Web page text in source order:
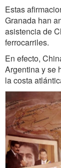
Estas
Granada han
asistencia de
ferrocarriles.
En efecto,
Argentina y se
la costa